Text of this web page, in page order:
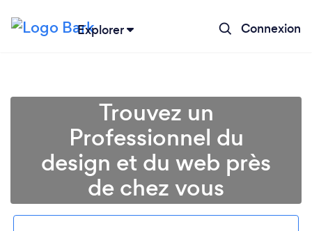
Explorer Connexion
Trouvez un
Professionnel du
design et du web près
de chez vous